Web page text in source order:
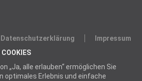
Datenschutzerklärung
Impressum
„Ja, alle erlauben“ ermöglichen Sie
optimales Erlebnis und einfache